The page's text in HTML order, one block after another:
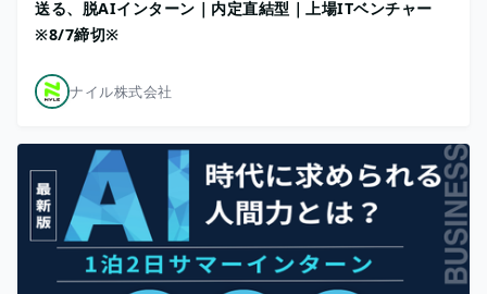
送る、脱AIインターン｜内定直結型｜上場ITベンチャー
※8/7締切※
ナイル株式会社